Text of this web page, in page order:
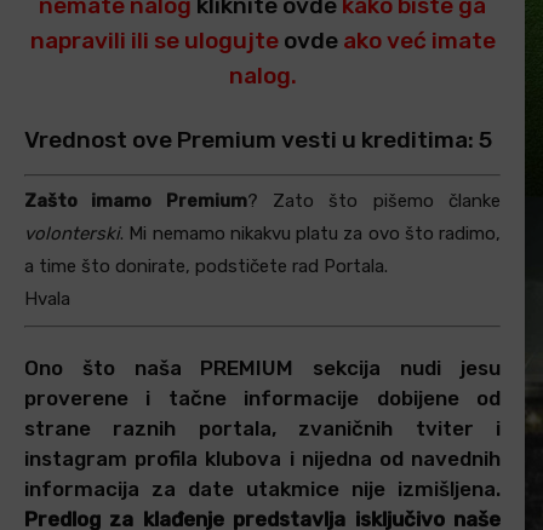
napravili ili se ulogujte ovdeako već imate
nalog.
Vrednost ove Premium vesti u kreditima: 5
Zašto imamo Premium? Zato što pišemo članke
volonterski. Mi nemamo nikakvu platu za ovo što radimo,
a time što donirate, podstičete rad Portala.
Hvala
Ono što naša PREMIUM sekcija nudi jesu
proverene i tačne informacije dobijene od
strane raznih portala, zvaničnih tviter i
instagram profila klubova i nijedna od navednih
informacija za date utakmice nije izmišljena.
Predlog za klađenje predstavlja isključivo naše